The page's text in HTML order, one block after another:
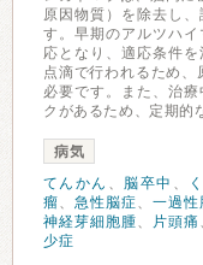
原因物質）を除去し
す。早期のアルツハ
応となり、適応条件
点滴で行われるため
必要です。また、治
クがあるため、定期的
病気
てんかん 、 脳卒中 、
瘤、 急性脳症、 一過性
神経芽細胞腫、 片頭痛
少症